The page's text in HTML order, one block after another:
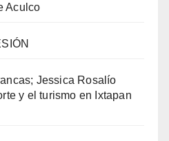
Aculco
Jessica Rosalío
y el turismo en Ixtapan